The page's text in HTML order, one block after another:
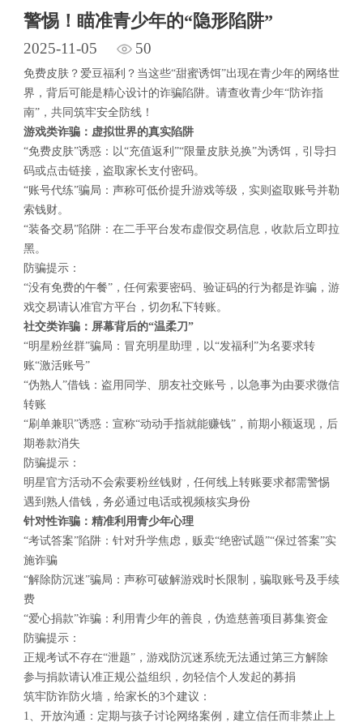
警惕！瞄准青少年的“隐形陷阱”
2025-11-05 50
免费皮肤？爱豆福利？当这些“甜蜜诱饵”出现在青少年的网络世
界，背后可能是精心设计的诈骗陷阱。请查收青少年“防诈指
南”，共同筑牢安全防线！
游戏类诈骗：虚拟世界的真实陷阱
“免费皮肤”诱惑：以“充值返利”“限量皮肤兑换”为诱饵，引导扫
码或点击链接，盗取家长支付密码。
“账号代练”骗局：声称可低价提升游戏等级，实则盗取账号并勒
索钱财。
“装备交易”陷阱：在二手平台发布虚假交易信息，收款后立即拉
黑。
防骗提示：
“没有免费的午餐”，任何索要密码、验证码的行为都是诈骗，游
戏交易请认准官方平台，切勿私下转账。
社交类诈骗：屏幕背后的“温柔刀”
“明星粉丝群”骗局：冒充明星助理，以“发福利”为名要求转
账“激活账号”
“伪熟人”借钱：盗用同学、朋友社交账号，以急事为由要求微信
转账
“刷单兼职”诱惑：宣称“动动手指就能赚钱”，前期小额返现，后
期卷款消失
防骗提示：
明星官方活动不会索要粉丝钱财，任何线上转账要求都需警惕
遇到熟人借钱，务必通过电话或视频核实身份
针对性诈骗：精准利用青少年心理
“考试答案”陷阱：针对升学焦虑，贩卖“绝密试题”“保过答案”实
施诈骗
“解除防沉迷”骗局：声称可破解游戏时长限制，骗取账号及手续
费
“爱心捐款”诈骗：利用青少年的善良，伪造慈善项目募集资金
防骗提示：
正规考试不存在“泄题”，游戏防沉迷系统无法通过第三方解除
参与捐款请认准正规公益组织，勿轻信个人发起的募捐
筑牢防诈防火墙，给家长的3个建议：
1、开放沟通：定期与孩子讨论网络案例，建立信任而非禁止上